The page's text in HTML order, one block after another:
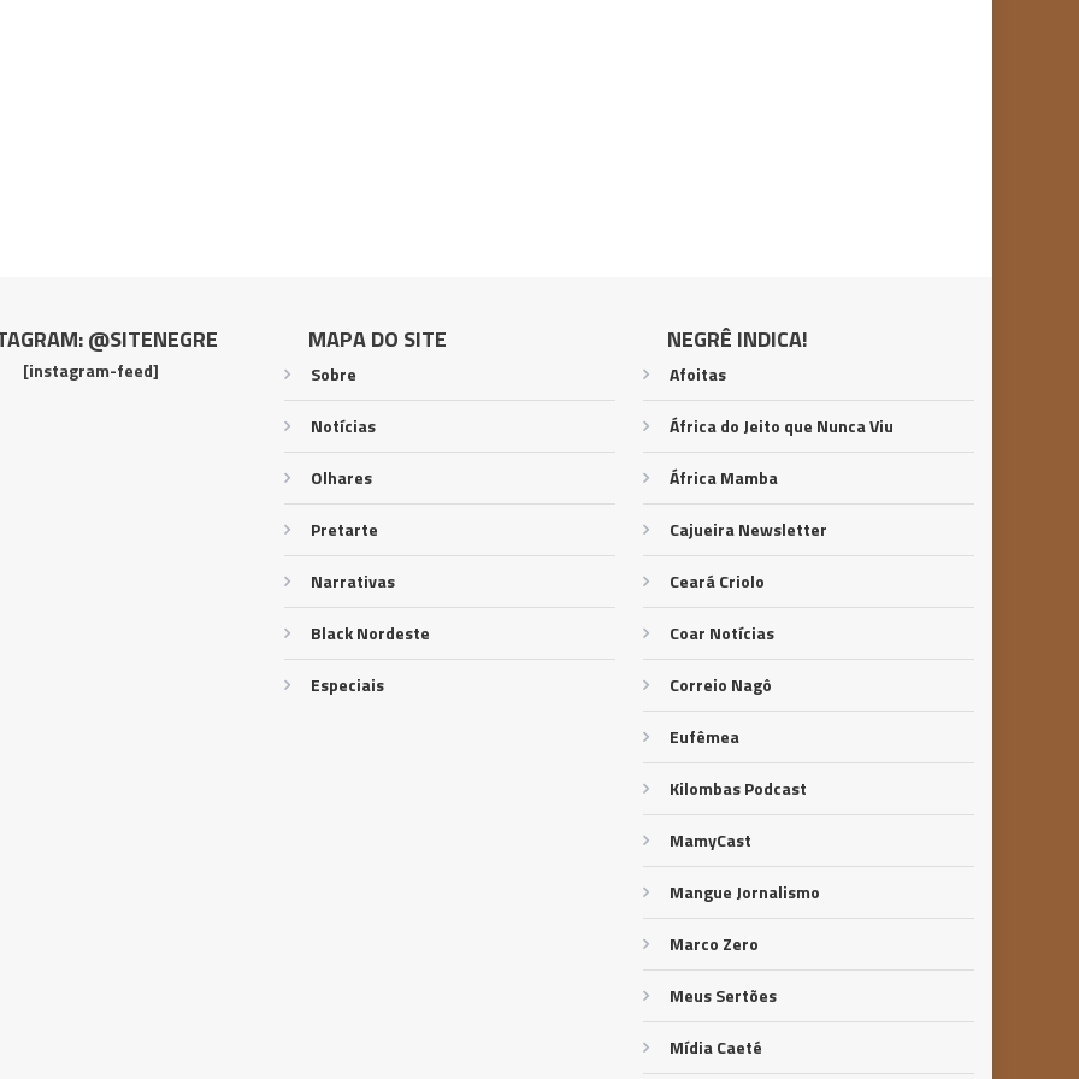
@SITENEGRE
[instagram-feed]
MAPA DO SITE
Sobre
Notícias
Olhares
Pretarte
Narrativas
Black Nordeste
Especiais
NEGRÊ INDICA!
Afoitas
África do Jeito que Nunca Viu
África Mamba
Cajueira Newsletter
Ceará Criolo
Coar Notícias
Correio Nagô
Eufêmea
Kilombas Podcast
MamyCast
Mangue Jornalismo
Marco Zero
Meus Sertões
Mídia Caeté